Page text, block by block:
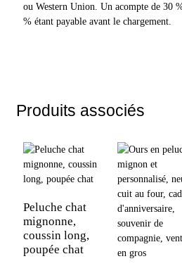
ou Western Union. Un acompte de 30
% étant payable avant le chargement.
Produits associés
Peluche chat
mignonne,
coussin long,
poupée chat